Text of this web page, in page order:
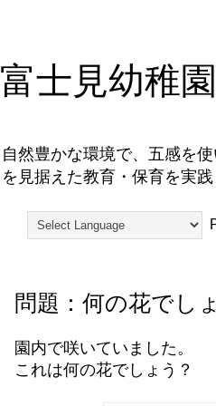
富士見幼稚
自然豊かな環境で、五感を
を見据えた教育・保育を実践
問題：何の花でし
園内で咲いていました。
これは何の花でしょう？